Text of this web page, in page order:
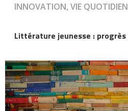
INNOVATION, VIE
Littérature jeunesse :